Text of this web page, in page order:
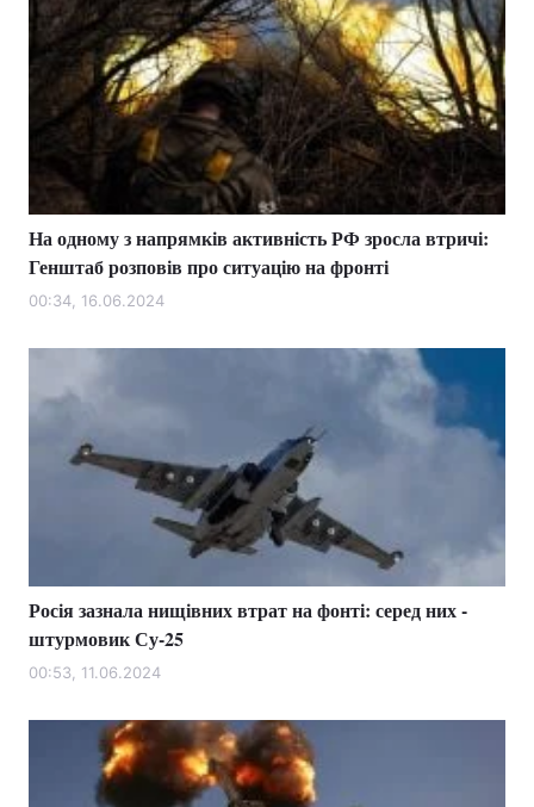
На одному з напрямків активність РФ зросла втричі:
Генштаб розповів про ситуацію на фронті
00:34, 16.06.2024
Росія зазнала нищівних втрат на фонті: серед них -
штурмовик Су-25
00:53, 11.06.2024